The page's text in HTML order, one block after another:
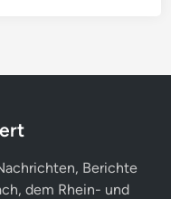
Berichte
dem Rhein- und